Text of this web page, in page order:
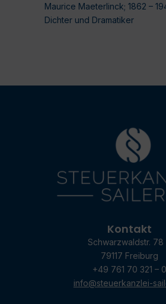
Maurice Maeterlinck; 1862 –
Dichter und Dramatiker
Kontakt
Schwarzwaldstr. 78
79117 Freiburg
+49 761 70 321 – 0
info@steuerkanzlei-